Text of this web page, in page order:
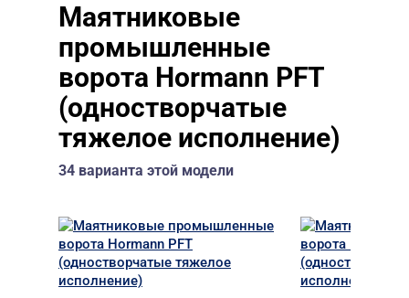
Маятниковые
промышленные
ворота Hormann PFT
(одностворчатые
тяжелое исполнение)
34 варианта этой модели